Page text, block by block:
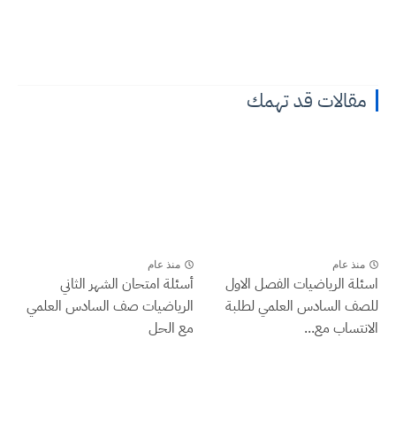
مقالات قد تهمك
منذ عام
اسئلة الرياضيات الفصل الاول
للصف السادس العلمي لطلبة
الانتساب مع...
منذ عام
أسئلة امتحان الشهر الثاني
الرياضيات صف السادس العلمي
مع الحل